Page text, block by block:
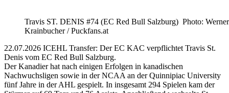
Travis ST. DENIS #74 (EC Red Bull Salzburg) Photo: Werner
Krainbucher / Puckfans.at
22.07.2026 ICEHL Transfer: Der EC KAC verpflichtet Travis St.
Denis vom EC Red Bull Salzburg.
Der Kanadier hat nach einigen Erfolgen in kanadischen
Nachwuchsligen sowie in der NCAA an der Quinnipiac University
fünf Jahre in der AHL gespielt. In insgesamt 294 Spielen kam der